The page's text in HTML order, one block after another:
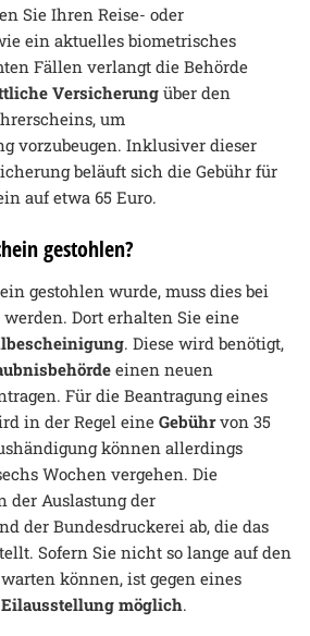
Sie Ihren Reise- oder
ein aktuelles biometrisches
Fällen verlangt die Behörde
Versicherung über den
um
vorzubeugen. Inklusiver dieser
beläuft sich die Gebühr für
auf etwa 65 Euro.
gestohlen?
gestohlen wurde, muss dies bei
Dort erhalten Sie eine
. Diese wird benötigt,
einen neuen
Für die Beantragung eines
in der Regel eine Gebührvon 35
können allerdings
Wochen vergehen. Die
der Auslastung der
der Bundesdruckerei ab, die das
Sofern Sie nicht so lange auf den
können, ist gegen eines
Eilausstellung möglich.